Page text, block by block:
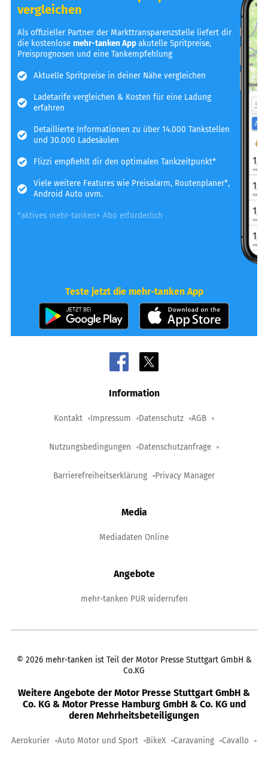
vergleichen
Als offizieller Partner der Markttransparenzstelle liefert dir
die kostenlosemehr-tanken Appakutelle Spritpreise,
Preisprognosen und eine Tankempfehlung
Aktuelle Spritpreise in deiner Nähe vergleichen
Ladetarife vergleichen & Kosten für eine Ladung
erfahren
Detaillierte Informationen zu über 14.000 Tankstellen
und 30.000 Ladesäulen
Flizzi empfiehlt dir den optimalen Tankzeitpunkt*
Viele weitere Features wie Preisalarm, Routenplaner*,
Android Auto uvm.
*aktives mehr-tanken+ Abo erforderlich
Teste jetzt die mehr-tanken App
Information
Kontakt Impressum Datenschutz AGB
Nutzungsbedingungen Datenschutzanfrage
Barrierefreiheitserklärung Privacy Manager
Media
Mediadaten Online
Angebote
mehr-tanken PUR widerrufen
© 2026 mehr-tanken ist Teil der Motor Presse Stuttgart GmbH &
Co.KG
Weitere Angebote der Motor Presse Stuttgart GmbH &
Co. KG & Motor Presse Hamburg GmbH & Co. KG und
deren Mehrheitsbeteiligungen
Aerokurier Auto Motor und Sport BikeX Caravaning Cavallo